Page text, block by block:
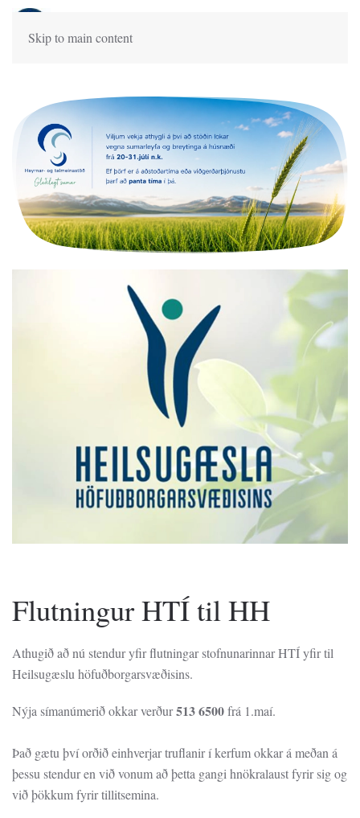
Skip to main content
Flutningur HTÍ til HH
Athugið að nú stendur yfir flutningar stofnunarinnar HTÍ yfir til
Heilsugæslu höfuðborgarsvæðisins.
Nýja símanúmerið okkar verður513 6500frá 1.maí.
Það gætu því orðið einhverjar truflanir í kerfum okkar á meðan á
þessu stendur en við vonum að þetta gangi hnökralaust fyrir sig og
við þökkum fyrir tillitsemina.